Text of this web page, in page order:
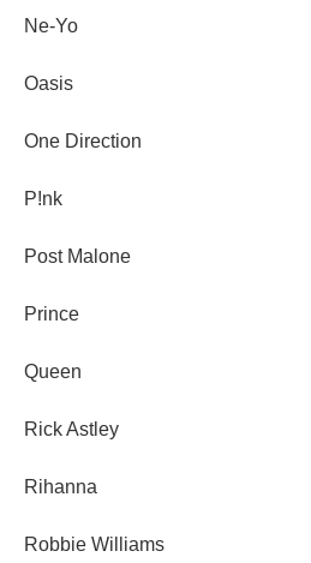
Ne-Yo
Oasis
One Direction
P!nk
Post Malone
Prince
Queen
Rick Astley
Rihanna
Robbie Williams